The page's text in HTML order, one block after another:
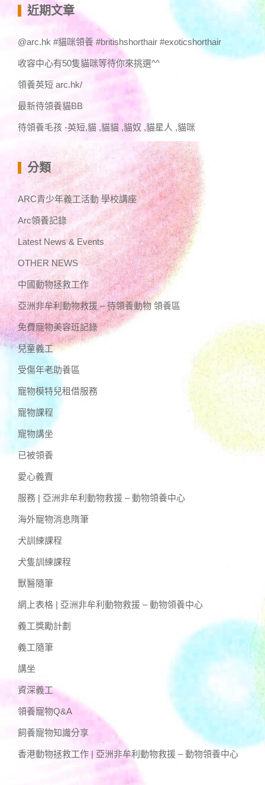
鍵 近期文章
@arc.hk #貓咪領養 #britishshorthair #exoticshorthair
收容中心有50隻貓咪等待你來挑選^^
領養英短 arc.hk/
最新待領養貓BB
待領養毛孩 -英短,貓 ,貓貓 ,貓奴 ,貓星人 ,貓咪
分類
ARC青少年義工活動 學校講座
Arc領養記錄
Latest News & Events
OTHER NEWS
中國動物拯救工作
亞洲非牟利動物救援 – 待領養動物 領養區
免費寵物美容班記錄
兒童義工
受傷年老助養區
寵物模特兒租借服務
寵物課程
寵物講坐
已被領養
愛心義賣
服務 | 亞洲非牟利動物救援 – 動物領養中心
海外寵物消息隋筆
犬訓練課程
犬隻訓練課程
獸醫隨筆
網上表格 | 亞洲非牟利動物救援 – 動物領養中心
義工獎勵計劃
義工隨筆
講坐
資深義工
領養寵物Q&A
飼養寵物知識分享
香港動物拯救工作 | 亞洲非牟利動物救援 – 動物領養中心